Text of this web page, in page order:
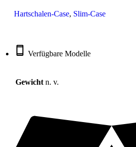
Hartschalen-Case, Slim-Case
Verfügbare Modelle
Gewicht n. v.